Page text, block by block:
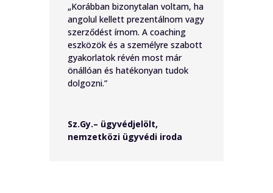
„Korábban bizonytalan voltam, ha
angolul kellett prezentálnom vagy
szerződést írnom. A coaching
eszközök és a személyre szabott
gyakorlatok révén most már
önállóan és hatékonyan tudok
dolgozni.”
Sz.Gy.– ügyvédjelölt,
nemzetközi ügyvédi iroda